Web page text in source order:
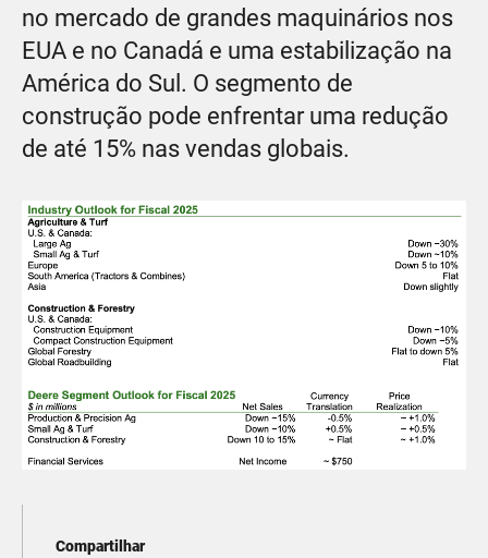
no mercado de grandes maquinários nos
EUA e no Canadá e uma estabilização na
América do Sul. O segmento de
construção pode enfrentar uma redução
de até 15% nas vendas globais.
Compartilhar